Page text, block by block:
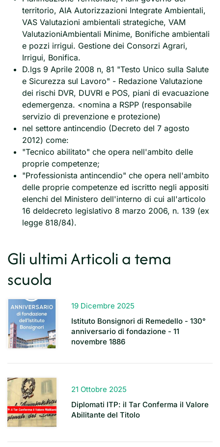
territorio, AIA Autorizzazioni Integrate Ambientali,
VAS Valutazioni ambientali strategiche, VAM
ValutazioniAmbientali Minime, Bonifiche ambientali
e pozzi irrigui. Gestione dei Consorzi Agrari,
Irrigui, Bonifica.
D.lgs 9 Aprile 2008 n, 81 "Testo Unico sulla Salute
e Sicurezza sul Lavoro" - Redazione Valutazione
dei rischi DVR, DUVRI e POS, piani di evacuazione
edemergenza. <nomina a RSPP (responsabile
servizio di prevenzione e protezione)
nel settore antincendio (Decreto del 7 agosto
2012) come:
"Tecnico abilitato" che opera nell'ambito delle
proprie competenze;
"Professionista antincendio" che opera nell'ambito
delle proprie competenze ed iscritto negli appositi
elenchi del Ministero dell'interno di cui all'articolo
16 deldecreto legislativo 8 marzo 2006, n. 139 (ex
legge 818/84).
Gli ultimi Articoli a tema
scuola
19 Dicembre 2025
Istituto Bonsignori di Remedello - 130°
anniversario di fondazione - 11
novembre 1886
21 Ottobre 2025
Diplomati ITP: il Tar Conferma il Valore
Abilitante del Titolo